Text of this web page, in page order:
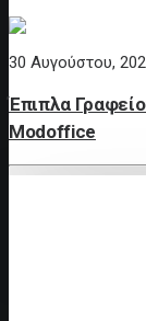
30 Αυγούστου,
Έπιπλα
Modoffice